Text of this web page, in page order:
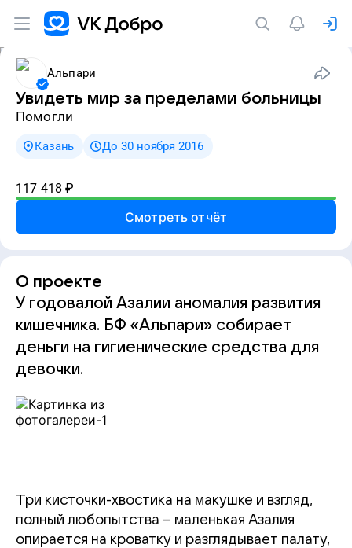
Альпари
Увидеть мир за пределами больницы
Помогли
Казань До 30 ноября 2016
117 418 ₽
Смотреть отчёт
О проекте
У годовалой Азалии аномалия развития
кишечника. БФ «Альпари» собирает
деньги на гигиенические средства для
девочки.
Три кисточки-хвостика на макушке и взгляд,
полный любопытства – маленькая Азалия
опирается на кроватку и разглядывает палату,